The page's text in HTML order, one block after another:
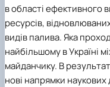
в області ефективного
ресурсів,
видів палива.Яка
найбільшому в Україні
майданчику. В
нові напрямки